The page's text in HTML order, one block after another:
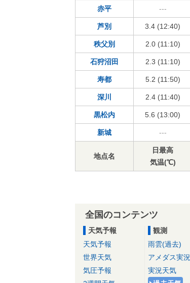
赤平 ---
芦別 3.4 (12:40)
秩父別 2.0 (11:10)
石狩沼田 2.3 (11:10)
寿都 5.2 (11:50)
深川 2.4 (11:40)
黒松内 5.6 (13:00)
新城 ---
地点名
日最高
気温(℃)
全国のコンテンツ
天気予報
天気予報
世界天気
気圧予報
観測
雨雲(過去)
アメダス実況
実況天気